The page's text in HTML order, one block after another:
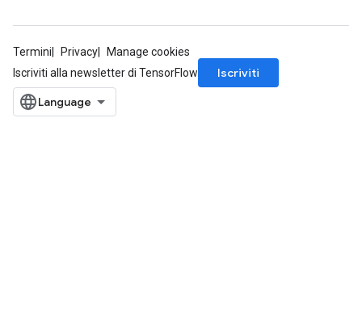
Termini Privacy
Manage cookies
Iscriviti alla newsletter di TensorFlow
Iscriviti